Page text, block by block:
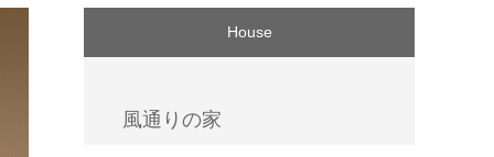
House
風通りの家